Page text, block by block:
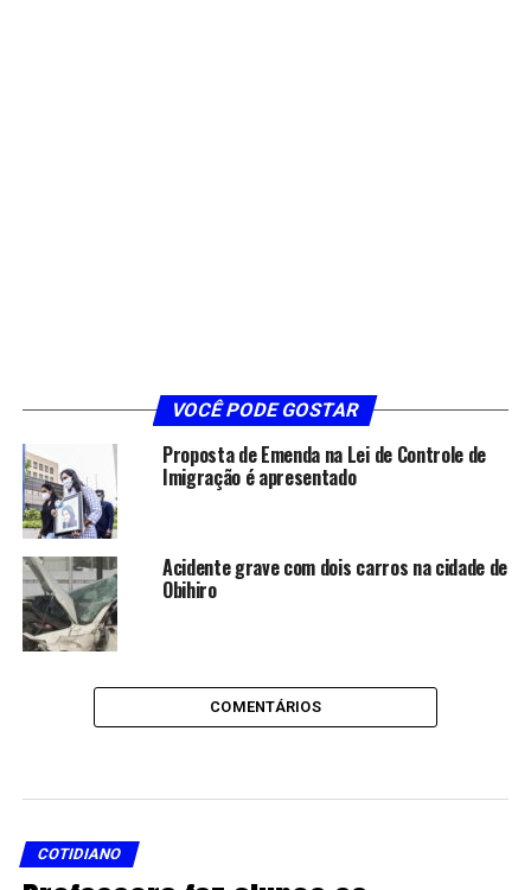
VOCÊ PODE GOSTAR
Proposta de Emenda na Lei de Controle de
Imigração é apresentado
Acidente grave com dois carros na cidade de
Obihiro
COMENTÁRIOS
COTIDIANO